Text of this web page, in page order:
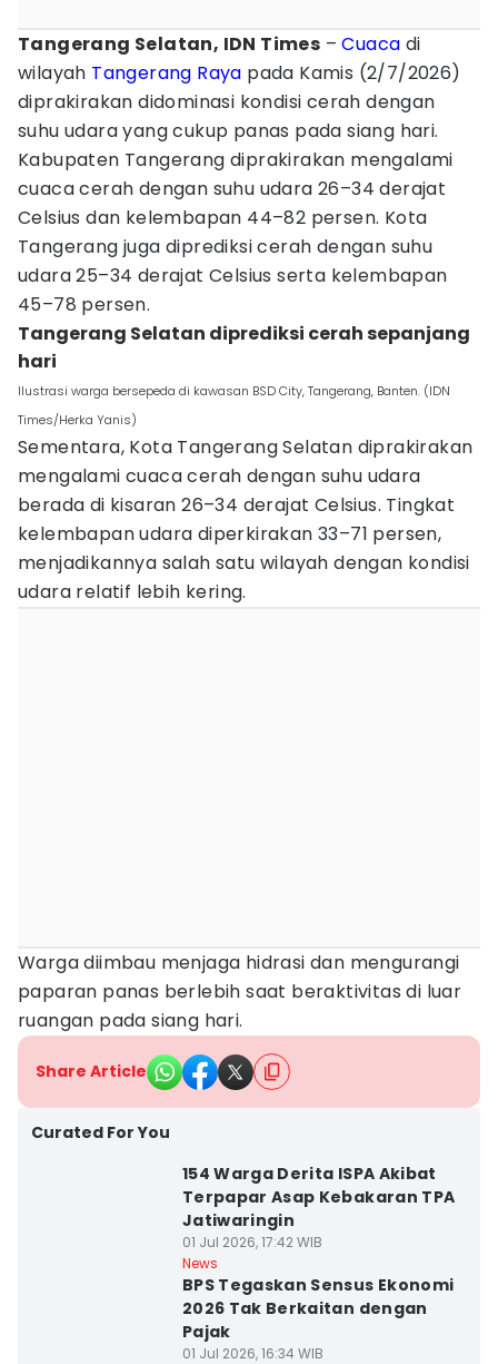
Tangerang Selatan, IDN Times –Cuaca di
wilayah Tangerang Raya pada Kamis (2/7/2026)
diprakirakan didominasi kondisi cerah dengan
suhu udara yang cukup panas pada siang hari.
Kabupaten Tangerang diprakirakan mengalami
cuaca cerah dengan suhu udara 26–34 derajat
Celsius dan kelembapan 44–82 persen. Kota
Tangerang juga diprediksi cerah dengan suhu
udara 25–34 derajat Celsius serta kelembapan
45–78 persen.
Tangerang Selatan diprediksi cerah sepanjang
hari
Ilustrasi warga bersepeda di kawasan BSD City, Tangerang, Banten. (IDN
Times/Herka Yanis)
Sementara, Kota Tangerang Selatan diprakirakan
mengalami cuaca cerah dengan suhu udara
berada di kisaran 26–34 derajat Celsius. Tingkat
kelembapan udara diperkirakan 33–71 persen,
menjadikannya salah satu wilayah dengan kondisi
udara relatif lebih kering.
Warga diimbau menjaga hidrasi dan mengurangi
paparan panas berlebih saat beraktivitas di luar
ruangan pada siang hari.
Share Article
Curated For You
154 Warga Derita ISPA Akibat
Terpapar Asap Kebakaran TPA
Jatiwaringin
01 Jul 2026, 17:42 WIB
News
BPS Tegaskan Sensus Ekonomi
2026 Tak Berkaitan dengan
Pajak
01 Jul 2026, 16:34 WIB